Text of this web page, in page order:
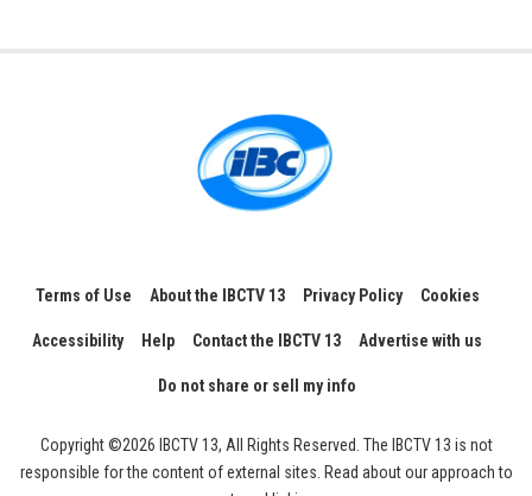
Terms of Use About the IBCTV 13 Privacy Policy Cookies
Accessibility Help Contact the IBCTV 13 Advertise with us
Do not share or sell my info
Copyright ©2026 IBCTV 13, All Rights Reserved. The IBCTV 13 is not
responsible for the content of external sites. Read about our approach to